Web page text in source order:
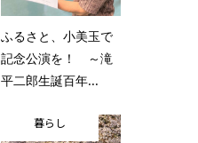
ふるさと、小美玉で
記念公演を！ ～滝
平二郎生誕百年...
暮らし